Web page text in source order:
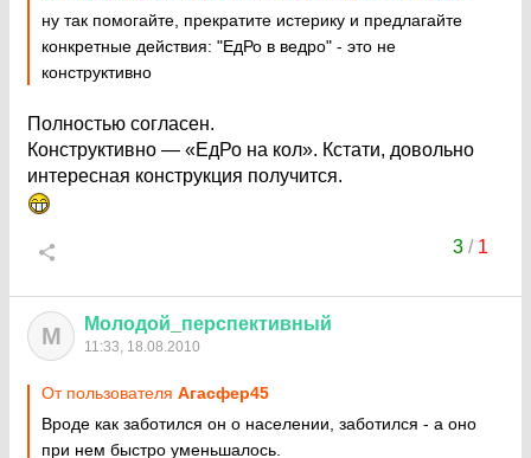
ну так помогайте, прекратите истерику и предлагайте
конкретные действия: "ЕдРо в ведро" - это не
конструктивно
Полностью согласен.
Конструктивно — «ЕдРо на кол». Кстати, довольно
интересная конструкция получится.
3/ 1
М Молодой перспективный
11:33, 18.08.2010
От пользователя Агасфер45
Вроде как заботился он о населении, заботился - а оно
при нем быстро уменьшалось.